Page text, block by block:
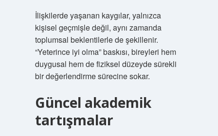
İlişkilerde yaşanan kaygılar, yalnızca
kişisel geçmişle değil, aynı zamanda
toplumsal beklentilerle de şekillenir.
“Yeterince iyi olma” baskısı, bireyleri hem
duygusal hem de fiziksel düzeyde sürekli
bir değerlendirme sürecine sokar.
Güncel akademik
tartışmalar